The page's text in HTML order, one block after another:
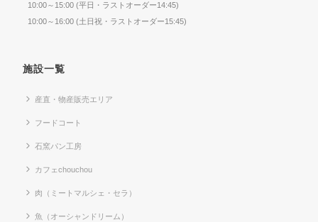
10:00～15:00 (平日・ラストオーダー14:45)
10:00～16:00 (土日祝・ラストオーダー15:45)
施設一覧
産直・物産販売エリア
フードコート
石窯パン工房
カフェchouchou
肉（ミートマルシェ・セラ）
魚（オーシャンドリーム）